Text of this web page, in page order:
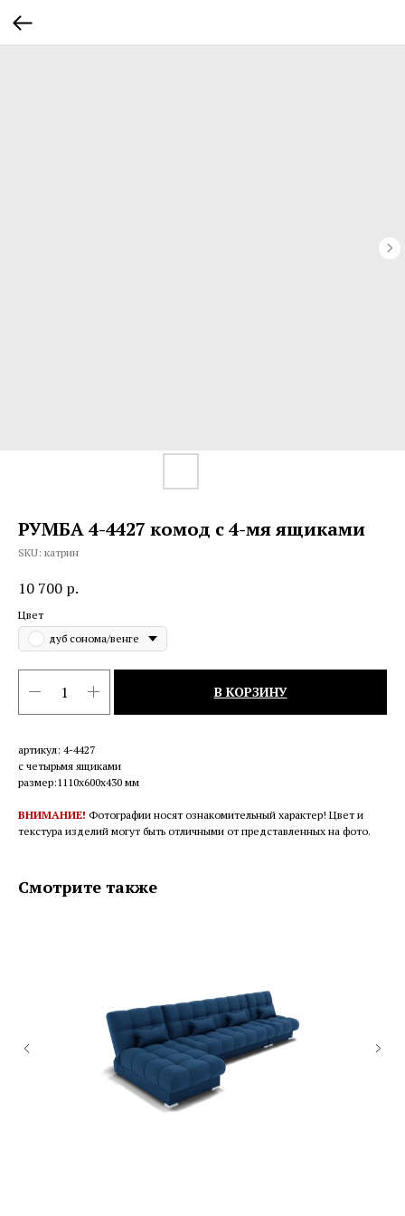
РУМБА 4-4427 комод с 4-мя ящиками
SKU: катрин
10 700 р.
Цвет
дуб сонома/венге
В КОРЗИНУ
артикул: 4-4427
с четырьмя ящиками
размер:1110х600х430 мм
ВНИМАНИЕ! Фотографии носят ознакомительный характер! Цвет и
текстура изделий могут быть отличными от представленных на фото.
Смотрите также